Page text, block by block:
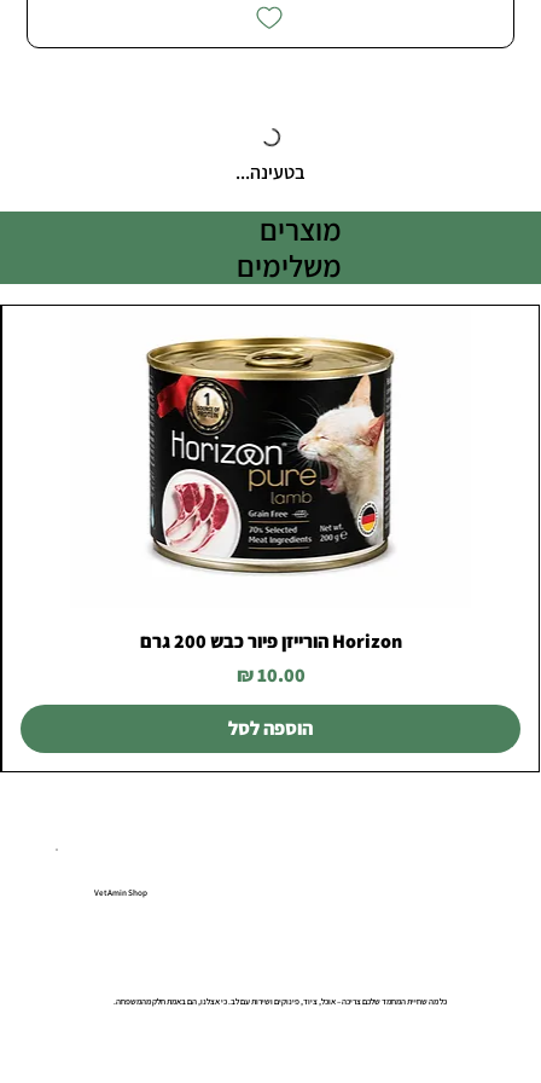
בטעינה...
מוצרים
משלימים
Horizon הורייזן פיור כבש 200 גרם
מחיר
הוספה לסל
VetAmin Shop
כל מה שחיית המחמד שלכם צריכה – אוכל, ציוד, פינוקים ושירות עם לב. כי אצלנו, הם באמת חלק מהמשפחה.